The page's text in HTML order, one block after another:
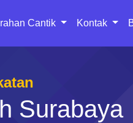
Cantik Kontak
Surabaya